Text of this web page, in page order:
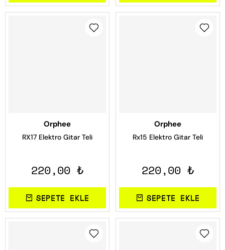
Orphee
RX17 Elektro Gitar Teli
220,00 ₺
SEPETE EKLE
Orphee
Rx15 Elektro Gitar Teli
220,00 ₺
SEPETE EKLE